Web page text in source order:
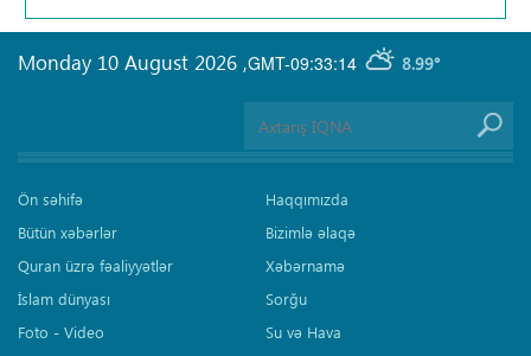
GMT-09:33:14 8.99°
Monday 10 August 2026 ,
Ön səhifə
Bütün xəbərlər
Quran üzrə fəaliyyətlər
İslam dünyası
Foto - Video
Haqqımızda
Bizimlə əlaqə
Xəbərnamə
Sorğu
Su və Hava